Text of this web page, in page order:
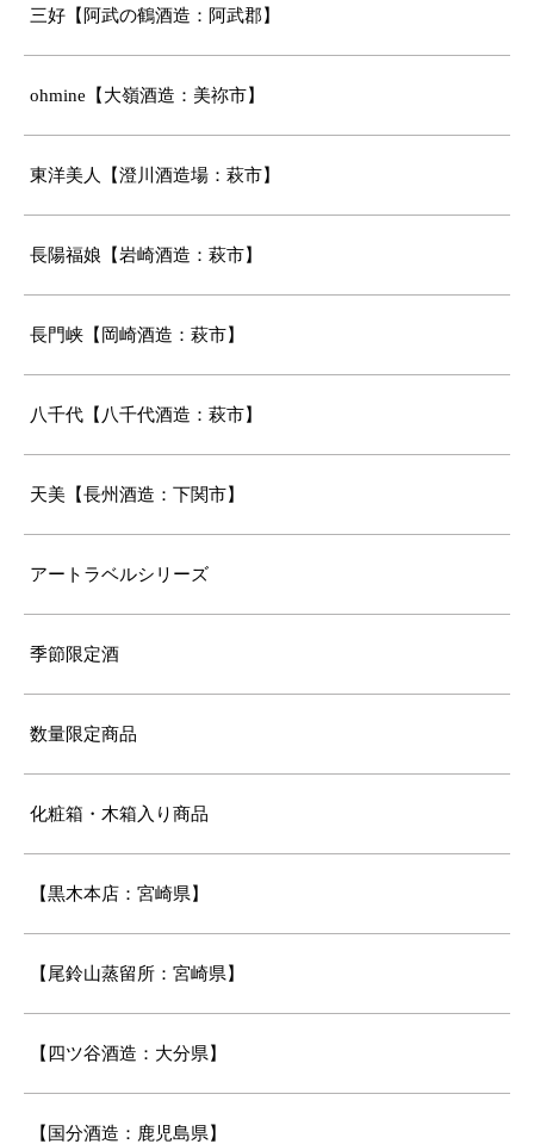
三好【阿武の鶴酒造：阿武郡】
ohmine【大嶺酒造：美祢市】
東洋美人【澄川酒造場：萩市】
長陽福娘【岩崎酒造：萩市】
長門峡【岡崎酒造：萩市】
八千代【八千代酒造：萩市】
天美【長州酒造：下関市】
アートラベルシリーズ
季節限定酒
数量限定商品
化粧箱・木箱入り商品
【黒木本店：宮崎県】
【尾鈴山蒸留所：宮崎県】
【四ツ谷酒造：大分県】
【国分酒造：鹿児島県】